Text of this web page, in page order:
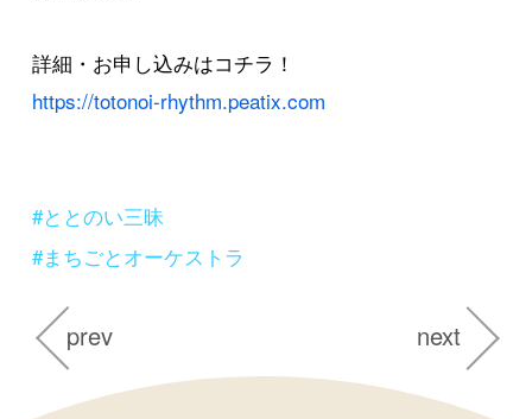
詳細・お申し込みはコチラ！
https://totonoi-rhythm.peatix.com
#ととのい三昧
#まちごとオーケストラ
prev next